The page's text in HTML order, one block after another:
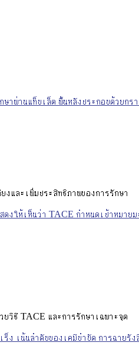
งและเพิ่มประสิทธิภาพของการรักษา
ยวิธี TACE และการรักษาเฉพาะจุด